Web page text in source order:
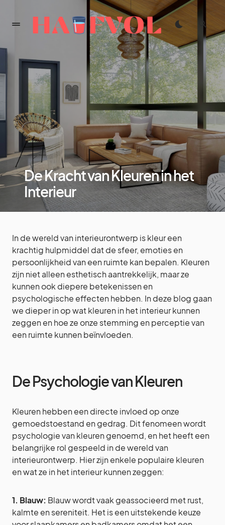
De Kracht van Kleuren in het
Interieur
In de wereld van interieurontwerp is kleur een
krachtig hulpmiddel dat de sfeer, emoties en
persoonlijkheid van een ruimte kan bepalen. Kleuren
zijn niet alleen esthetisch aantrekkelijk, maar ze
kunnen ook diepere betekenissen en
psychologische effecten hebben. In deze blog gaan
we dieper in op wat kleuren in het interieur kunnen
zeggen en hoe ze onze stemming en perceptie van
een ruimte kunnen beïnvloeden.
De Psychologie van Kleuren
Kleuren hebben een directe invloed op onze
gemoedstoestand en gedrag. Dit fenomeen wordt
psychologie van kleuren genoemd, en het heeft een
belangrijke rol gespeeld in de wereld van
interieurontwerp. Hier zijn enkele populaire kleuren
en wat ze in het interieur kunnen zeggen:
1. Blauw: Blauw wordt vaak geassocieerd met rust,
kalmte en sereniteit. Het is een uitstekende keuze